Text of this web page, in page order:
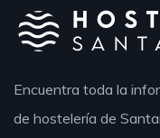
Encuentra toda la
de hostelería de